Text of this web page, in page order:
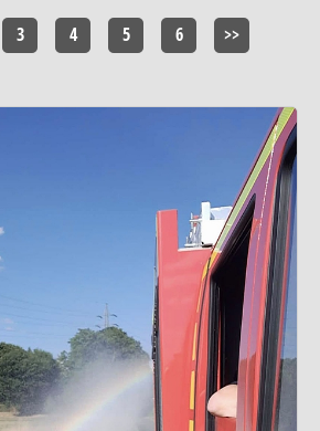
3 4 5 6 >>